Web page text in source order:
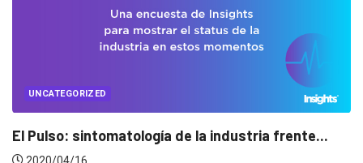
frente... Conectados en época de